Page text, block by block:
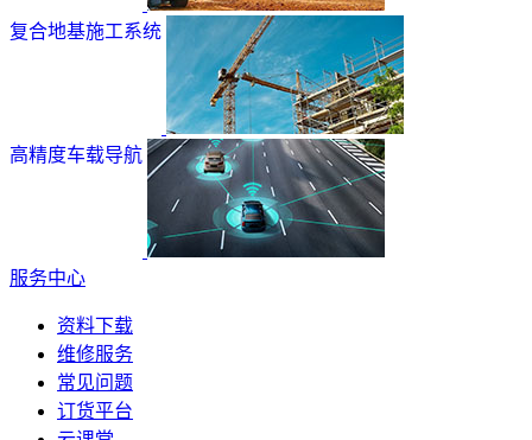
复合地基施工系统
高精度车载导航
服务中心
资料下载
维修服务
常见问题
订货平台